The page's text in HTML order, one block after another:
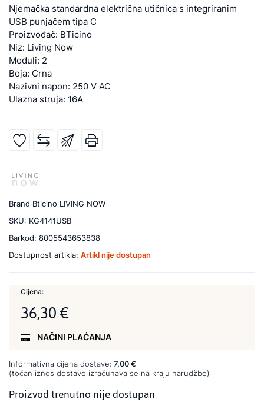
Njemačka standardna električna utičnica s integriranim
USB punjačem tipa C
Proizvođač: BTicino
Niz: Living Now
Moduli: 2
Boja: Crna
Nazivni napon: 250 V AC
Ulazna struja: 16A
Brand Bticino LIVING NOW
SKU: KG4141USB
Barkod: 8005543653838
Dostupnost artikla: Artikl nije dostupan
Cijena:
36,30 €
NAČINI PLAĆANJA
Informativna cijena dostave: 7,00 €
(točan iznos dostave izračunava se na kraju narudžbe)
Proizvod trenutno nije dostupan